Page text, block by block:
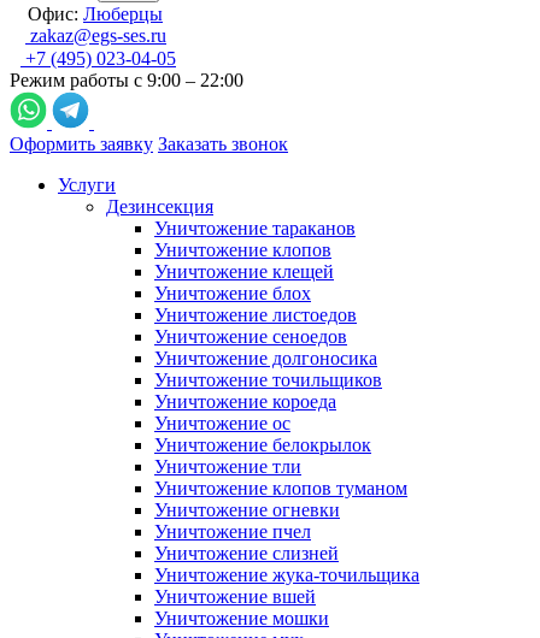
Офис: Люберцы
zakaz@egs-ses.ru
+7 (495) 023-04-05
Режим работы с 9:00 – 22:00
Оформить заявку Заказать звонок
Услуги
Дезинсекция
Уничтожение тараканов
Уничтожение клопов
Уничтожение клещей
Уничтожение блох
Уничтожение листоедов
Уничтожение сеноедов
Уничтожение долгоносика
Уничтожение точильщиков
Уничтожение короеда
Уничтожение ос
Уничтожение белокрылок
Уничтожение тли
Уничтожение клопов туманом
Уничтожение огневки
Уничтожение пчел
Уничтожение слизней
Уничтожение жука-точильщика
Уничтожение вшей
Уничтожение мошки